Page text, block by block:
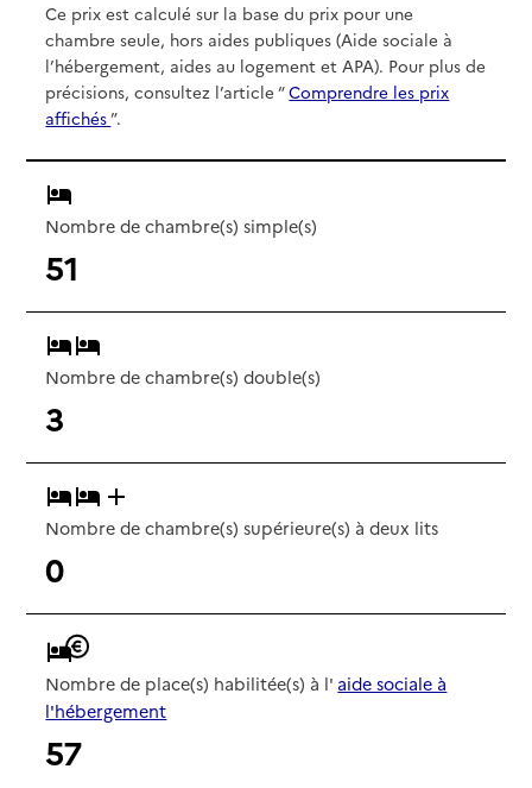
Ce prix est calculé sur la base du prix pour une
chambre seule, hors aides publiques (Aide sociale à
l’hébergement, aides au logement et APA). Pour plus de
précisions, consultez l’article “Comprendre les prix
affichés”.
Nombre de chambre(s) simple(s)
51
Nombre de chambre(s) double(s)
3
Nombre de chambre(s) supérieure(s) à deux lits
0
Nombre de place(s) habilitée(s) à l' aide sociale à
l'hébergement
57